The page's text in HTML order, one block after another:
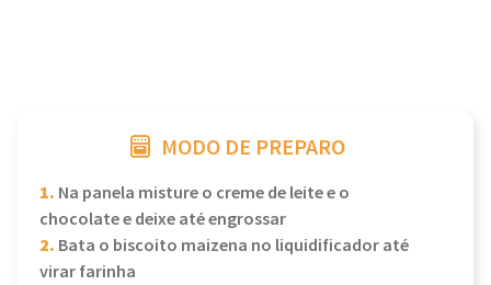
MODO DE PREPARO
1. Na panela misture o creme de leite e o
chocolate e deixe até engrossar
2. Bata o biscoito maizena no liquidificador até
virar farinha